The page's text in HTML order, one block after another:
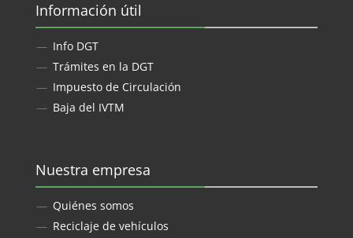
Información útil
Info DGT
Trámites en la DGT
Impuesto de Circulación
Baja del IVTM
Nuestra empresa
Quiénes somos
Reciclaje de vehículos